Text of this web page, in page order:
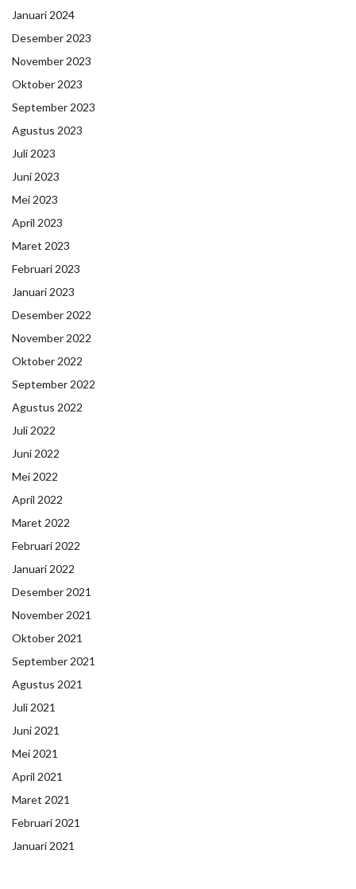
Januari 2024
Desember 2023
November 2023
Oktober 2023
September 2023
Agustus 2023
Juli 2023
Juni 2023
Mei 2023
April 2023
Maret 2023
Februari 2023
Januari 2023
Desember 2022
November 2022
Oktober 2022
September 2022
Agustus 2022
Juli 2022
Juni 2022
Mei 2022
April 2022
Maret 2022
Februari 2022
Januari 2022
Desember 2021
November 2021
Oktober 2021
September 2021
Agustus 2021
Juli 2021
Juni 2021
Mei 2021
April 2021
Maret 2021
Februari 2021
Januari 2021